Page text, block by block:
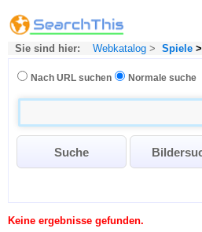
Sie sind hier: Webkatalog > Spiele >
Nach URL suchen Normale suche
Keine ergebnisse gefunden.